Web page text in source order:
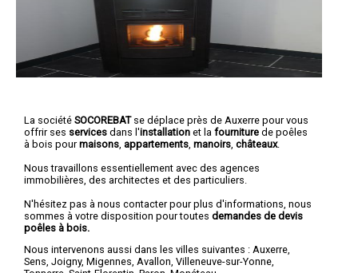
La société SOCOREBATse déplace près de Auxerre pour vous
offrir ses services dans l'installation et la fourniture de poêles
à bois pourmaisons appartements manoirs châteaux.
Nous travaillons essentiellement avec des agences
immobilières, des architectes et des particuliers.
N'hésitez pas à nous contacter pour plus d'informations, nous
sommes à votre disposition pour toutes demandes de devis
poêles à bois.
Nous intervenons aussi dans les villes suivantes : Auxerre,
Sens, Joigny, Migennes, Avallon, Villeneuve-sur-Yonne,